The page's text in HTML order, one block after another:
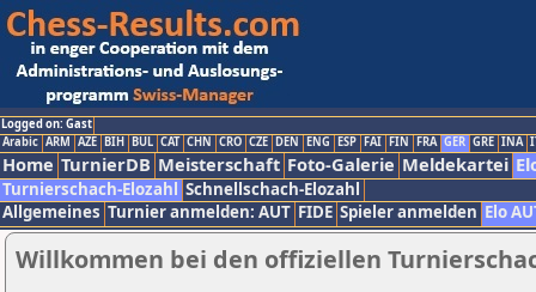
Logged on: Gast
Arabic ARM AZE BIH BUL CAT CHN CRO CZE DEN ENG ESP FAI FIN FRA GER GRE INA
Home TurnierDB Meisterschaft Foto-Galerie Meldekartei
Turnierschach-Elozahl Schnellschach-Elozahl
Allgemeines Turnier anmelden: AUT FIDE Spieler anmelden Elo
Willkommen bei den offiziellen